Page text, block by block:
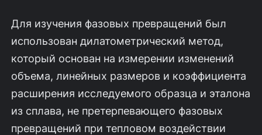
Для изучения фазовых превращений был
использован дилатометриче­ский метод,
который основан на измерении изменений
объема, линейных размеров и коэффициента
расширения исследуемого образца и эталона
из сплава, не претерпевающего фазовых
превращений при тепловом воздейст­вии